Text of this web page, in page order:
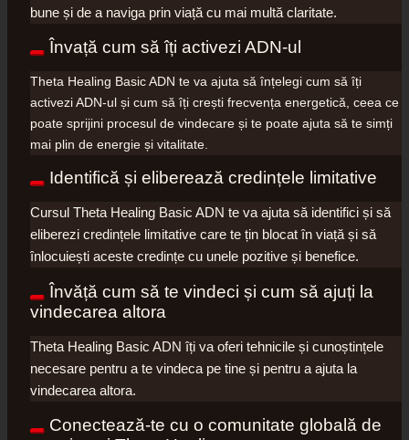
bune și de a naviga prin viață cu mai multă claritate.
Învață cum să îți activezi ADN-ul
Theta Healing Basic ADN te va ajuta să înțelegi cum să îți
activezi ADN-ul și cum să îți crești frecvența energetică, ceea ce
poate sprijini procesul de vindecare și te poate ajuta să te simți
mai plin de energie și vitalitate.
Identifică și eliberează credințele limitative
Cursul Theta Healing Basic ADN te va ajuta să identifici și să
eliberezi credințele limitative care te țin blocat în viață și să
înlocuiești aceste credințe cu unele pozitive și benefice.
Învăță cum să te vindeci și cum să ajuți la
vindecarea altora
Theta Healing Basic ADN îți va oferi tehnicile și cunoștințele
necesare pentru a te vindeca pe tine și pentru a ajuta la
vindecarea altora.
Conectează-te cu o comunitate globală de